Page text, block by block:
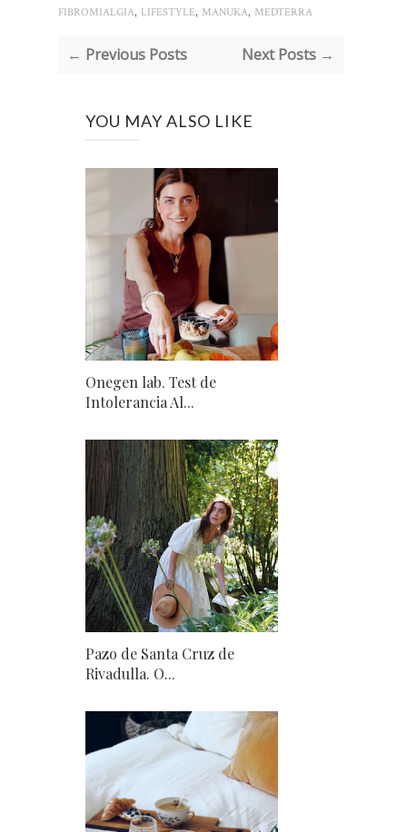
FIBROMIALGIA, LIFESTYLE, MANUKA, MEDTERRA
← Previous Posts Next Posts →
YOU MAY ALSO LIKE
Onegen lab. Test de
Intolerancia Al...
Pazo de Santa Cruz de
Rivadulla. O...